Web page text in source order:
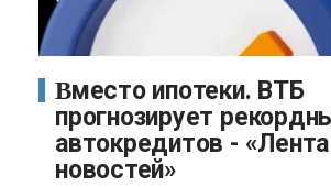
Вместо ипотеки. ВТБ
прогнозирует
автокредитов - «Лента
новостей»